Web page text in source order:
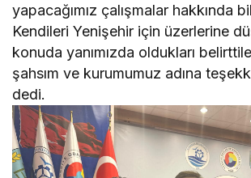
yapacağımız çalışmalar hakkında
Kendileri Yenişehir için üzerlerine
konuda yanımızda oldukları
şahsım ve kurumumuz adına
dedi.